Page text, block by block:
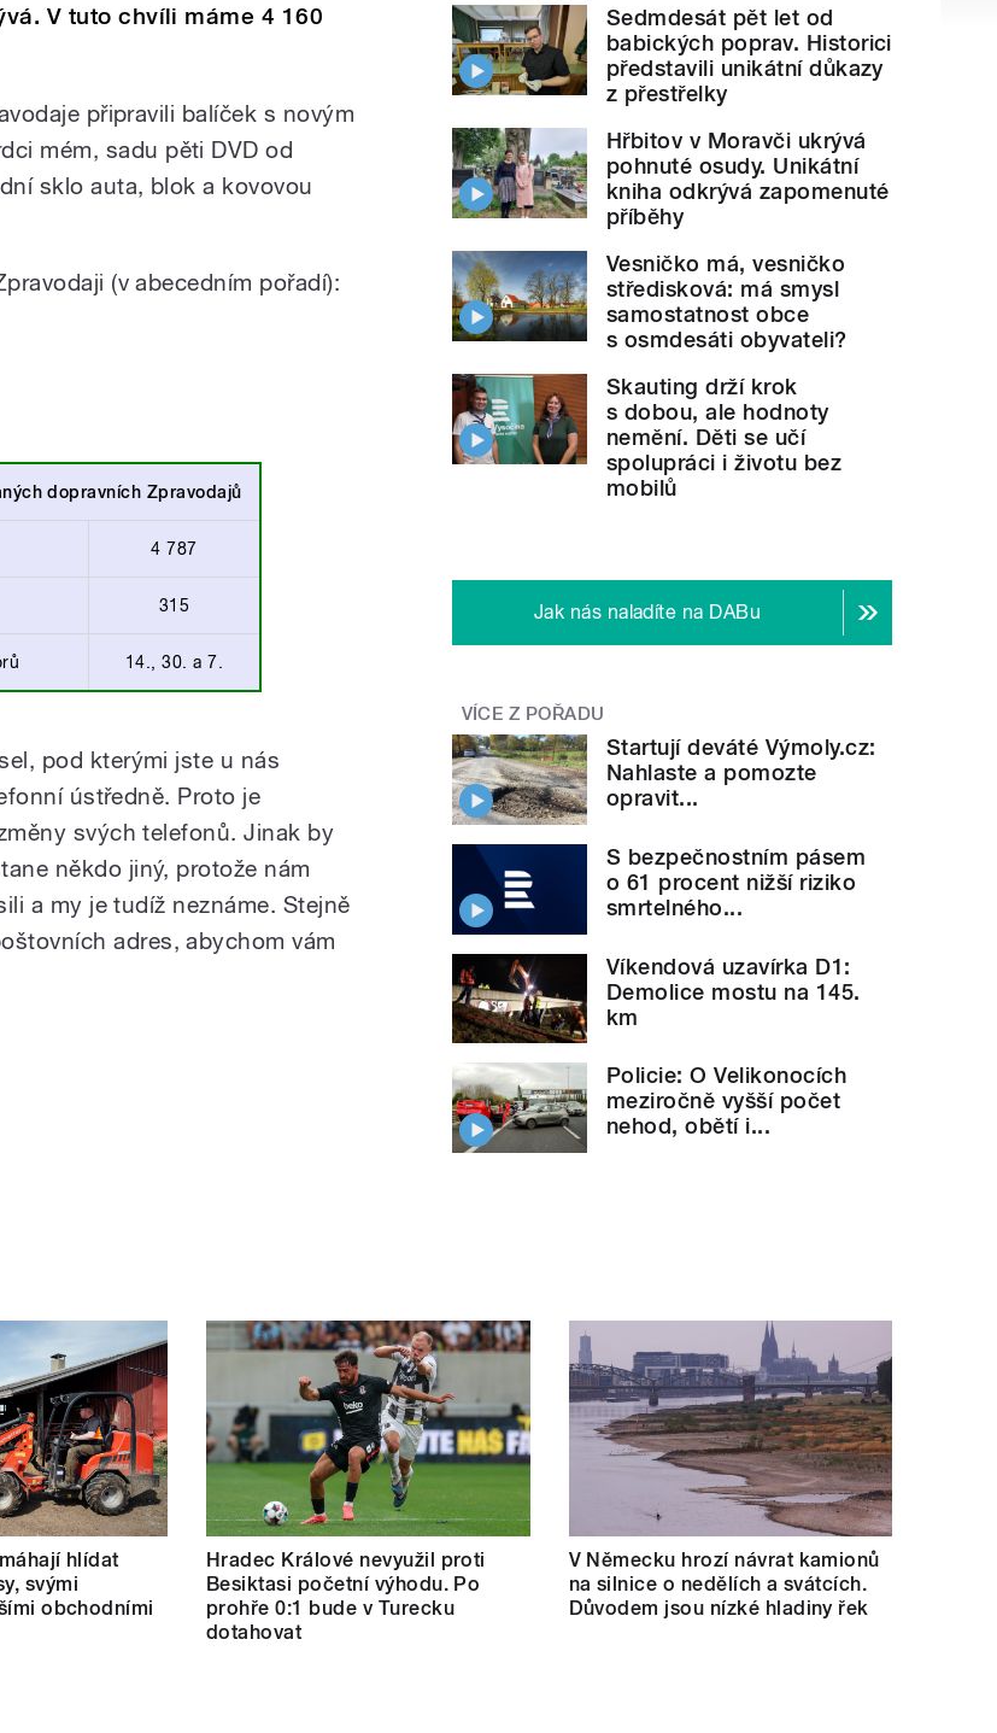
V tuto chvíli máme 4 160
připravili balíček s novým
mém, sadu pěti DVD od
sklo auta, blok a kovovou
(v abecedním pořadí):
dopravních Zpravodajů
4 787
315
14., 30. a 7.
pod kterými jste u nás
ústředně. Proto je
svých telefonů. Jinak by
někdo jiný, protože nám
a my je tudíž neznáme. Stejně
adres, abychom vám
Sedmdesát pět let od
babických poprav. Historici
představili unikátní důkazy
z přestřelky
Hřbitov v Moravči ukrývá
pohnuté osudy. Unikátní
kniha odkrývá zapomenuté
příběhy
Vesničko má, vesničko
středisková: má smysl
samostatnost obce
s osmdesáti obyvateli?
Skauting drží krok
s dobou, ale hodnoty
nemění. Děti se učí
spolupráci i životu bez
mobilů
Jak nás naladíte na DABu
VÍCE Z POŘADU
Startují deváté Výmoly.cz:
Nahlaste a pomozte
opravit...
S bezpečnostním pásem
o 61 procent nižší riziko
smrtelného...
Víkendová uzavírka D1:
Demolice mostu na 145.
km
Policie: O Velikonocích
meziročně vyšší počet
nehod, obětí i...
hlídat
svými
obchodními
Hradec Králové nevyužil proti
Besiktasi početní výhodu. Po
prohře 0:1 bude v Turecku
dotahovat
V Německu hrozí návrat kamionů
na silnice o nedělích a svátcích.
Důvodem jsou nízké hladiny řek